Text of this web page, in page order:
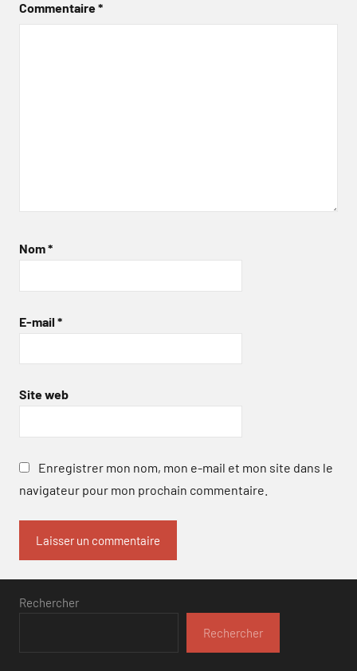
Commentaire*
Nom*
E-mail *
Site web
Enregistrer mon nom, mon e-mail et mon site dans le
navigateur pour mon prochain commentaire.
Rechercher
Rechercher